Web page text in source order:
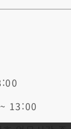
13:00